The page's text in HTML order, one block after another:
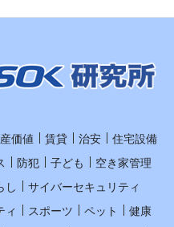
価値 賃貸 治安
住宅設備
防犯 子ども
空き家管理
し
サイバーセキュリティ
ィ スポーツ ペット
健康